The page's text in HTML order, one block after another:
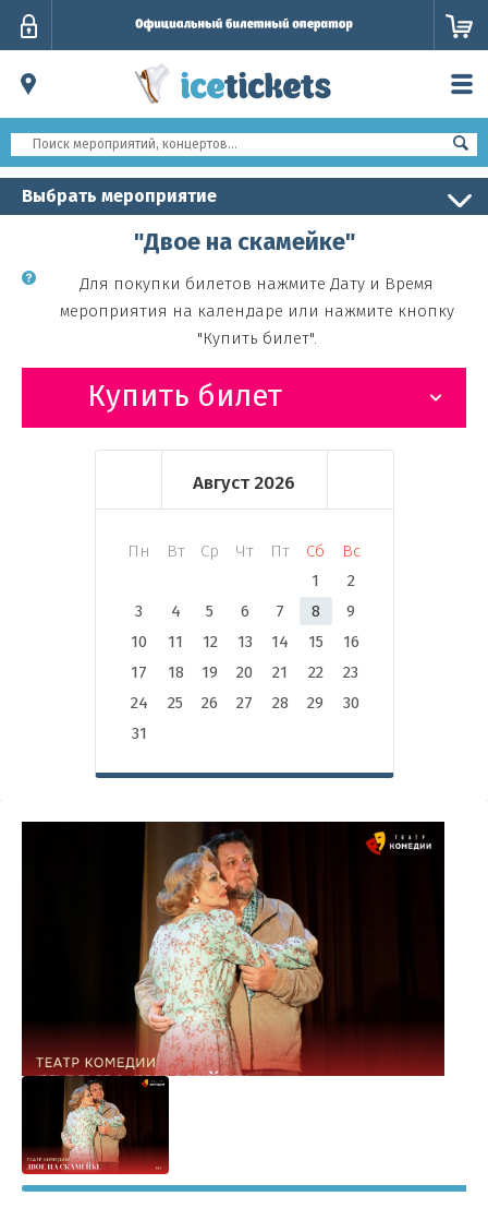
Выбрать мероприятие
"Двое на скамейке"
Для покупки билетов нажмите Дату и Время
мероприятия на календаре или нажмите кнопку
"Купить билет".
Купить билет
Август 2026
Пн Вт Ср Чт Пт Сб
Вс
1
2
3
4 5 6 7 8
9
10
11 12 13 14 15
16
17
18 19 20 21 22
23
24
25 26 27 28 29
30
31